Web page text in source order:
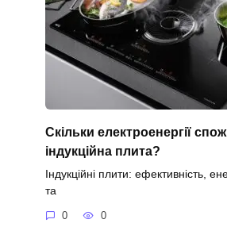
Скільки електроенергії
індукційна плита?
Індукційні плити: ефективність,
та
0 0